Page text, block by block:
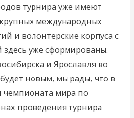
турнира уже имеют
международных
и волонтерские корпуса с
здесь уже сформированы.
и Ярославля во
новым, мы рады, что в
чемпионата мира по
проведения турнира